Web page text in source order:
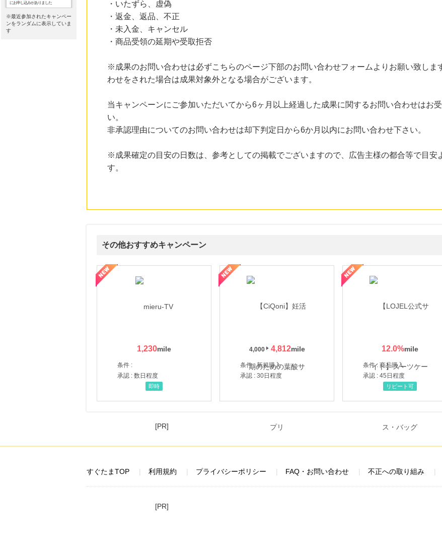
にお申し込みがありました
9時間前
Yahoo!ショッピング
※最近参加されたキャンペー
ンをランダムに表示していま
す
・いたずら、虚偽
・返金、返品、不正
・未入金、キャンセル
・商品受領の延期や受取拒否
※成果のお問い合わせは必ずこちらのページ下部のお問い合わせフォームよりお願い致しま
わせをされた場合は成果対象外となる場合がございます。
当キャンペーンにご参加いただいてから6ヶ月以上経過した成果に関するお問い合わせはお
い。
非承認理由についてのお問い合わせは却下判定日から6か月以内にお問い合わせ下さい。
※成果確定の目安の日数は、参考としての掲載でございますので、広告主様の都合等で目安
す。
その他おすすめキャンペーン
1,230
条件 :
承認 : 数日程度
即時
4,000 4,812
条件 : 新規購入
承認 : 30日程度
12.0%
条件 : 商品購入
承認 : 45日程度
【LOJEL公式サイト】スーツケース・バッグ
リピート可
【ロデオドライブ】創業70年の信頼と高価買取を実現！ブランド品・貴金属の無料査定
[PR]
すぐたまTOP 利用規約 プライバシーポリシー FAQ・お問い合わせ 不正への取り組み
[PR]